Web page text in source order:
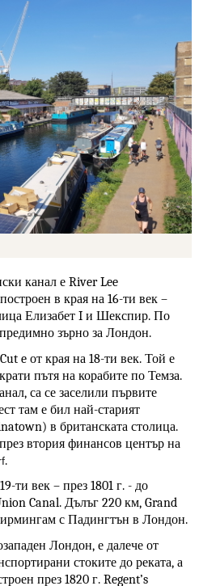
канал е River Lee
в края на 16-ти век –
Елизабет I и Шекспир. По
зърно за Лондон.
e от края на 18-ти век. Той е
пътя на корабите по Темза.
са се заселили първите
там е бил най-старият
в британската столица.
втория финансов център на
.
ти век – през 1801 г. - до
Canal. Дълъг 220 км, Grand
с Падингтън в Лондон.
Лондон, е далече от
стоките до реката, а
през 1820 г. Regent’s